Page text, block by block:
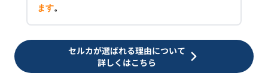
ます。
セルカが選ばれる理由について
詳しくはこちら